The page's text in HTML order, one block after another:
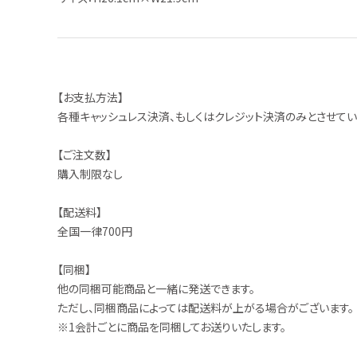
【お支払方法】
各種キャッシュレス決済、もしくはクレジット決済のみとさせてい
【ご注文数】
購入制限なし
【配送料】
全国一律700円
【同梱】
他の同梱可能商品と一緒に発送できます。
ただし、同梱商品によっては配送料が上がる場合がございます。
※1会計ごとに商品を同梱してお送りいたします。